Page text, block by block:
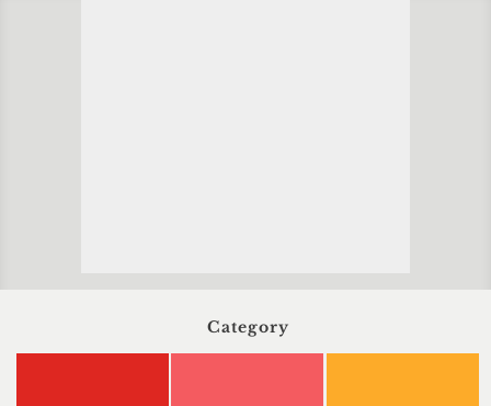
Category